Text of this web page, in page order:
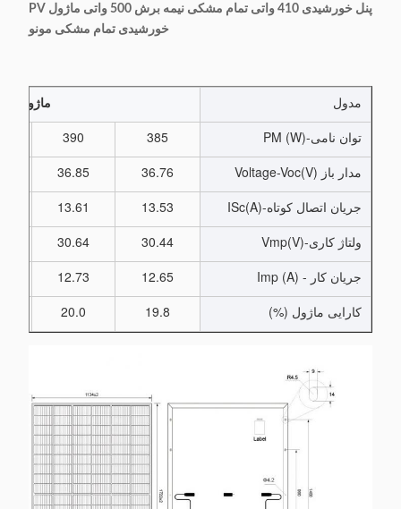
پنل خورشیدی 410 واتی تمام مشکی نیمه برش 500 واتی ماژول PV
خورشیدی تمام مشکی مونو
مدول
ماژول PV خورشیدی تمام مشکی مونو
توان نامی-PM (W)
385
390
مدار باز Voltage-Voc(V)
36.76
36.85
جریان اتصال کوتاه-ISc(A)
13.53
13.61
ولتاژ کاری-Vmp(V)
30.44
30.64
جریان کار - Imp (A)
12.65
12.73
کارایی ماژول (%)
19.8
20.0